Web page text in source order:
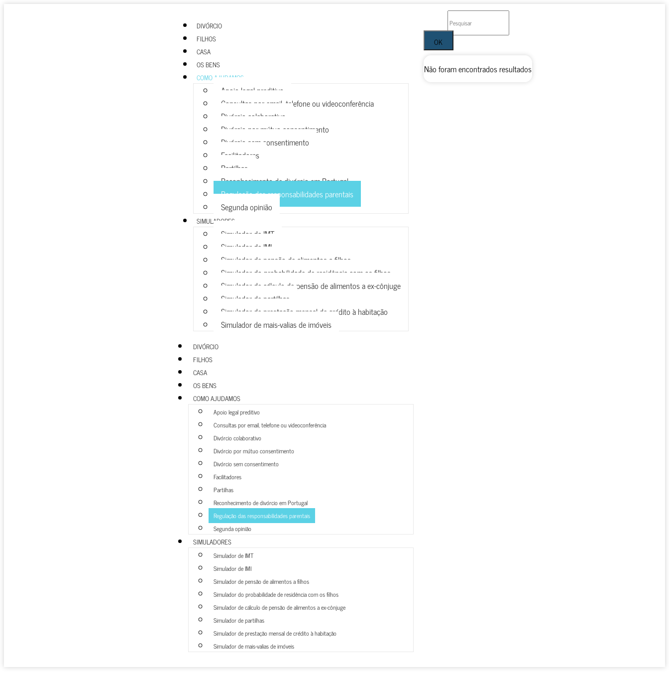
DIVÓRCIO
FILHOS
CASA
OS BENS
COMO AJUDAMOS
Apoio legal preditivo
Consultas por email, telefone ou videoconferência
Divórcio colaborativo
Divórcio por mútuo consentimento
Divórcio sem consentimento
Facilitadores
Partilhas
Reconhecimento de divórcio em Portugal
Regulação das responsabilidades parentais
Segunda opinião
SIMULADORES
Simulador de IMT
Simulador de IMI
Simulador de pensão de alimentos a filhos
Simulador do probabilidade de residência com os filhos
Simulador de cálculo de pensão de alimentos a ex-cônjuge
Simulador de partilhas
Simulador de prestação mensal de crédito à habitação
Simulador de mais-valias de imóveis
DIVÓRCIO
FILHOS
CASA
OS BENS
COMO AJUDAMOS
Apoio legal preditivo
Consultas por email, telefone ou videoconferência
Divórcio colaborativo
Divórcio por mútuo consentimento
Divórcio sem consentimento
Facilitadores
Partilhas
Reconhecimento de divórcio em Portugal
Regulação das responsabilidades parentais
Segunda opinião
SIMULADORES
Simulador de IMT
Simulador de IMI
Simulador de pensão de alimentos a filhos
Simulador do probabilidade de residência com os filhos
Simulador de cálculo de pensão de alimentos a ex-cônjuge
Simulador de partilhas
Simulador de prestação mensal de crédito à habitação
Simulador de mais-valias de imóveis
OK
Não foram encontrados resultados